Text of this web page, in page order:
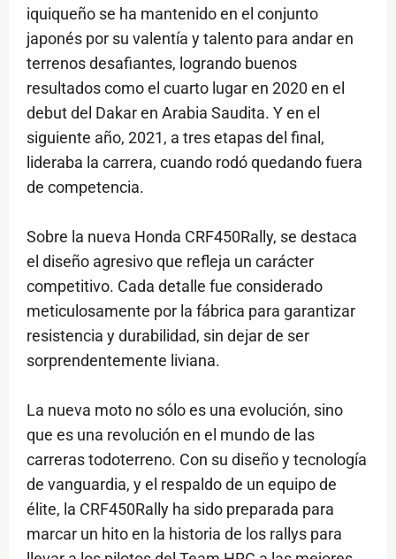
iquiqueño se ha mantenido en el conjunto
japonés por su valentía y talento para andar en
terrenos desafiantes, logrando buenos
resultados como el cuarto lugar en 2020 en el
debut del Dakar en Arabia Saudita. Y en el
siguiente año, 2021, a tres etapas del final,
lideraba la carrera, cuando rodó quedando fuera
de competencia.
Sobre la nueva Honda CRF450Rally, se destaca
el diseño agresivo que refleja un carácter
competitivo. Cada detalle fue considerado
meticulosamente por la fábrica para garantizar
resistencia y durabilidad, sin dejar de ser
sorprendentemente liviana.
La nueva moto no sólo es una evolución, sino
que es una revolución en el mundo de las
carreras todoterreno. Con su diseño y tecnología
de vanguardia, y el respaldo de un equipo de
élite, la CRF450Rally ha sido preparada para
marcar un hito en la historia de los rallys para